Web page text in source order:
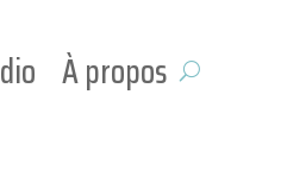
À propos